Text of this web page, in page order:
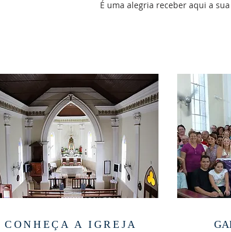
É uma alegria receber aqui a
CONHEÇA A IGREJA